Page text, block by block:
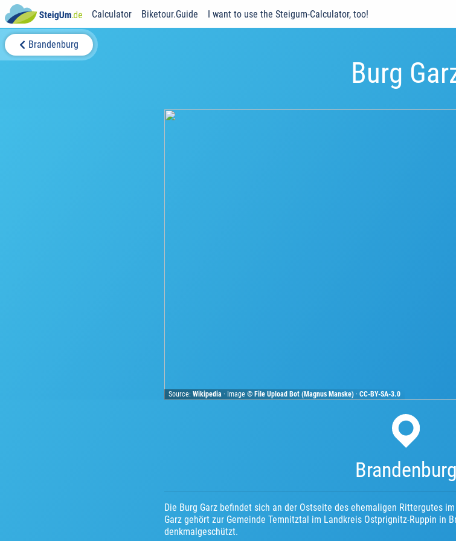
Calculator Biketour.Guide I want to use the Steigum-Calculator, too!
Brandenburg
Burg
Source:Wikipedia · Image ©File Upload Bot (Magnus Manske) ·CC-BY-SA-3.0
Brandenburg
Die Burg Garz befindet sich an der Ostseite des ehemaligen Rittergutes
Garz gehört zur Gemeinde Temnitztal im Landkreis Ostprignitz-Ruppin in
denkmalgeschützt.